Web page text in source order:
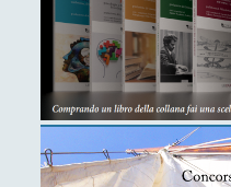
Collana di Scuola
Didattica(7)
► Economia(9)
► Geopolitica (11)